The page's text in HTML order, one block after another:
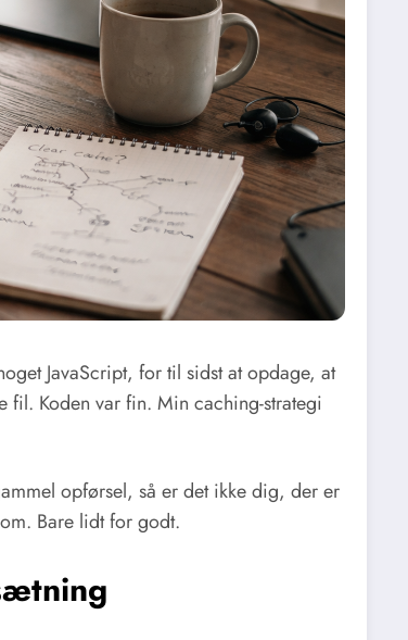
JavaScript, for til sidst at opdage, at
fil. Koden var fin. Min caching-strategi
opførsel, så er det ikke dig, der er
Bare lidt for godt.